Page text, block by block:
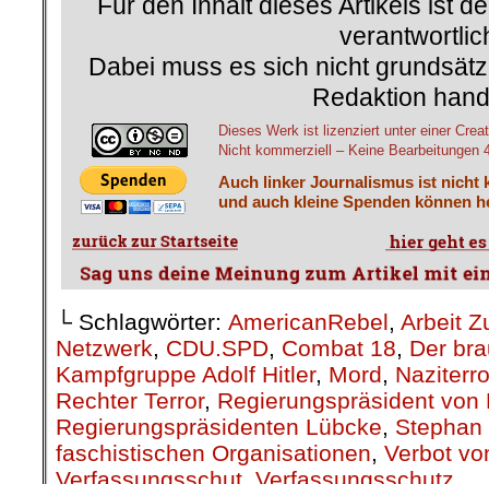
Dabei muss es sich nicht
Redaktion
Dieses Werk ist lizenziert unter einer
Nicht kommerziell – Keine Bearbeitungen
Auch linker Journalismus ist nicht
und auch kleine Spenden können
└ Schlagwörter: AmericanRebel, Arbeit
Netzwerk, CDU.SPD, Combat 18, Der
Kampfgruppe Adolf Hitler, Mord,
Rechter Terror, Regierungspräsident von
Regierungspräsidenten Lübcke, Stephan
faschistischen Organisationen, Verbot